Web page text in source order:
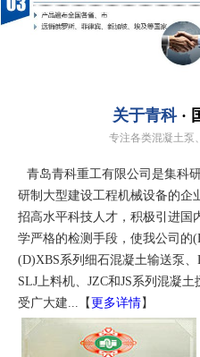
关于青科·
专注各类混凝土泵
青岛青科重工有限公司是集科
研制大型建设工程机械设备的企
招高水平科技人才，积极引进国
学严格的检测手段，使我公司的
(D)XBS系列细石混凝土输送泵、
SLJ上料机、JZC和JS系列混凝
受广大建...【 更多详情】